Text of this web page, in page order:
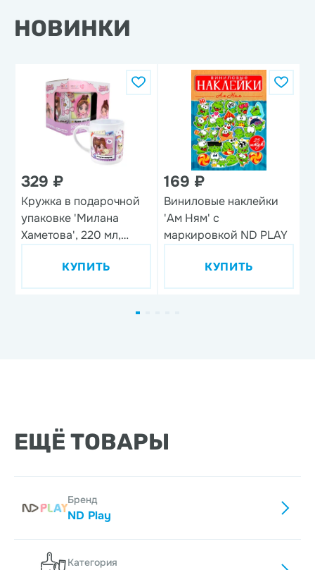
НОВИНКИ
329 ₽
Кружка в подарочной
упаковке 'Милана
Хаметова', 220 мл,
КУПИТЬ
169 ₽
Виниловые наклейки
'Ам Ням' с
маркировкой ND PLAY
КУПИТЬ
ЕЩЁ ТОВАРЫ
Бренд
ND Play
Категория